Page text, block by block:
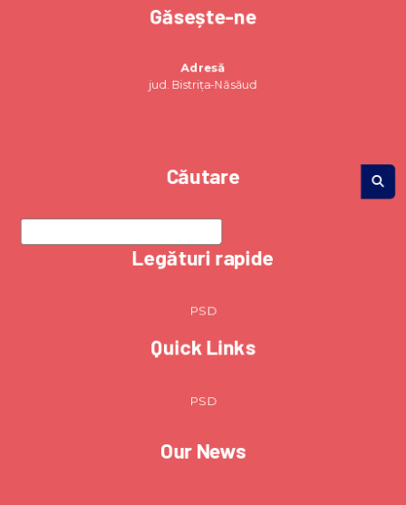
Găsește-ne
Adresă
jud. Bistrița-Năsăud
Căutare
Legături rapide
PSD
Quick Links
PSD
Our News